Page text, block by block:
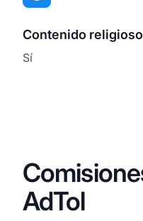
Contenido
Sí
AdTol